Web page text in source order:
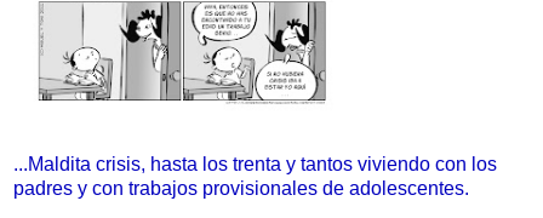
...Maldita crisis, hasta los trenta y tantos viviendo con los
padres y con trabajos provisionales de adolescentes.